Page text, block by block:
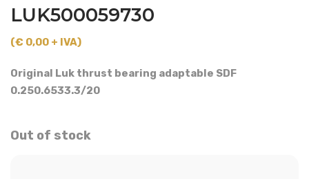
LUK500059730
(€ 0,00 + IVA)
Original Luk thrust bearing adaptable SDF
0.250.6533.3/20
Out of stock